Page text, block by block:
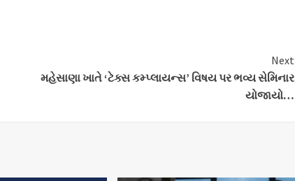
Next
મહેસાણા ખાતે ‘ટેક્સ કમ્પ્લાયન્સ’ વિષય પર ભવ્ય સેમિનાર
યોજાયો…